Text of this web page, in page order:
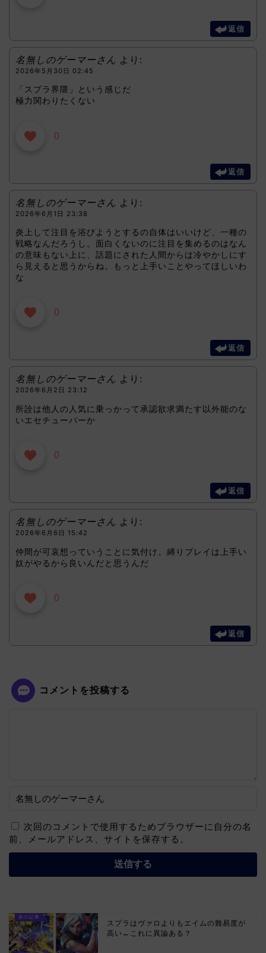
返信
名無しのゲーマーさん より:
2026年5月30日 02:45
「スプラ界隈」という感じだ
極力関わりたくない
0
返信
名無しのゲーマーさん より:
2026年6月1日 23:38
炎上して注目を浴びようとするの自体はいいけど、一種の
戦略なんだろうし。面白くないのに注目を集めるのはなん
の意味もない上に、話題にされた人間からは冷やかしにす
ら見えると思うからね。もっと上手いことやってほしいわ
な
0
返信
名無しのゲーマーさん より:
2026年6月2日 23:12
所詮は他人の人気に乗っかって承認欲求満たす以外能のな
いエセチューバーか
0
返信
名無しのゲーマーさん より:
2026年6月6日 15:42
仲間が可哀想っていうことに気付け。縛りプレイは上手い
奴がやるから良いんだと思うんだ
0
返信
コメントを投稿する
次回のコメントで使用するためブラウザーに自分の名
前、メールアドレス、サイトを保存する。
スプラはヴァロよりもエイムの難易度が
高い←これに異論ある？